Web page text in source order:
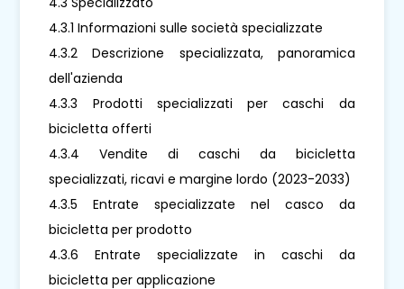
4.3.1 Informazioni sulle società specializzate
4.3.2 Descrizione specializzata, panoramica
dell'azienda
4.3.3 Prodotti specializzati per caschi da
bicicletta offerti
4.3.4 Vendite di caschi da bicicletta
specializzati, ricavi e margine lordo (2023-2033)
4.3.5 Entrate specializzate nel casco da
bicicletta per prodotto
4.3.6 Entrate specializzate in caschi da
bicicletta per applicazione